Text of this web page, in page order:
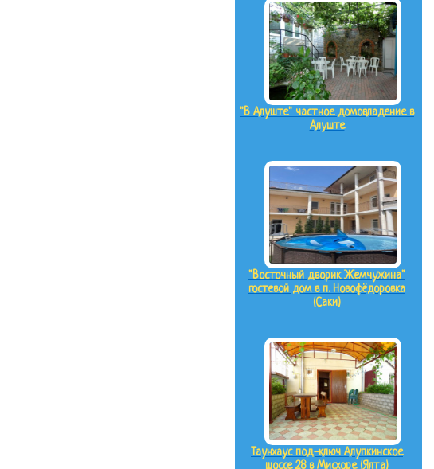
"В Алуште" частное домовладение в
Алуште
"Восточный дворик Жемчужина"
гостевой дом в п. Новофёдоровка
(Саки)
Таунхаус под-ключ Алупкинское
шоссе 28 в Мисхоре (Ялта)